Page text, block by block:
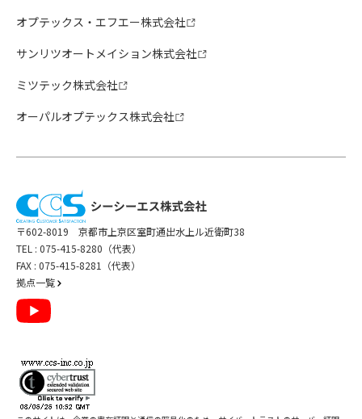
オプテックス・エフエー株式会社
サンリツオートメイション株式会社
ミツテック株式会社
オーパルオプテックス株式会社
〒602-8019 京都市上京区室町通出水上ル近衛町38
TEL : 075-415-8280（代表）
FAX : 075-415-8281（代表）
拠点一覧